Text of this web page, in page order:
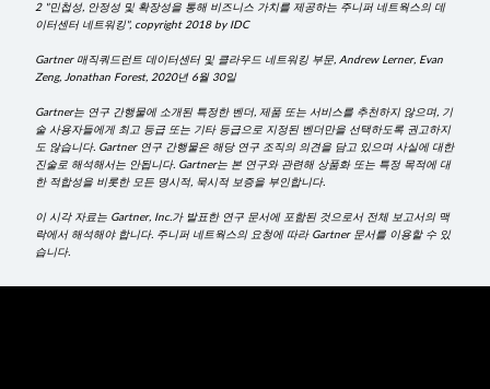
2 "민첩성, 안정성 및 확장성을 통해 비즈니스 가치를 제공하는 주니퍼 네트웍스의 데
이터센터 네트워킹", copyright 2018 by IDC
Gartner 매직쿼드런트 데이터센터 및 클라우드 네트워킹 부문, Andrew Lerner, Evan
Zeng, Jonathan Forest, 2020년 6월 30일
Gartner는 연구 간행물에 소개된 특정한 벤더, 제품 또는 서비스를 추천하지 않으며, 기
술 사용자들에게 최고 등급 또는 기타 등급으로 지정된 벤더만을 선택하도록 권고하지
도 않습니다. Gartner 연구 간행물은 해당 연구 조직의 의견을 담고 있으며 사실에 대한
진술로 해석해서는 안됩니다. Gartner는 본 연구와 관련해 상품화 또는 특정 목적에 대
한 적합성을 비롯한 모든 명시적, 묵시적 보증을 부인합니다.
이 시각 자료는 Gartner, Inc.가 발표한 연구 문서에 포함된 것으로서 전체 보고서의 맥
락에서 해석해야 합니다. 주니퍼 네트웍스의 요청에 따라 Gartner 문서를 이용할 수 있
습니다.